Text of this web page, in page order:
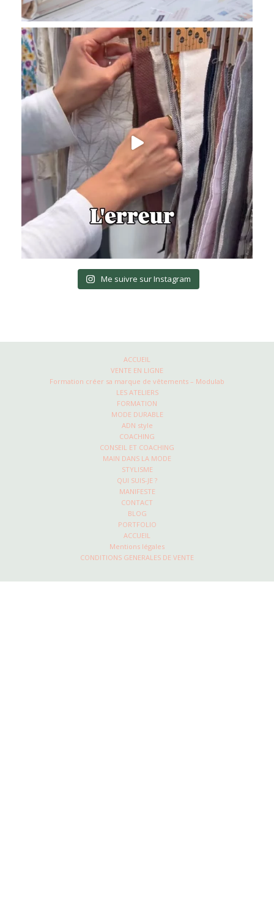
Me suivre sur Instagram
ACCUEIL
VENTE EN LIGNE
Formation créer sa marque de vêtements – Modulab
LES ATELIERS
FORMATION
MODE DURABLE
ADN style
COACHING
CONSEIL ET COACHING
MAIN DANS LA MODE
STYLISME
QUI SUIS-JE ?
MANIFESTE
CONTACT
BLOG
PORTFOLIO
ACCUEIL
Mentions légales
CONDITIONS GENERALES DE VENTE